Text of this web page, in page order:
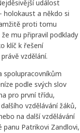
událost
holokaust a někdo si
proti tomu
mu připravil podklady
klíč k řešení
vzdělání.
spolupracovníkům
podle svých slov
pro první třídu,
vzdělávání žáků,
na další vzdělávání
panu Patrikovi Zandlovi,